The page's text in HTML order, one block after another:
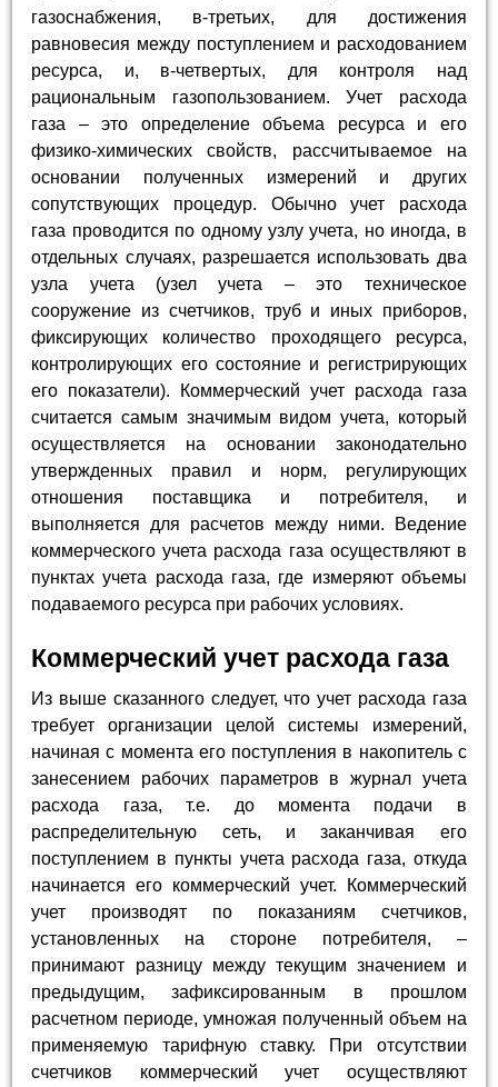
газоснабжения, в-третьих, для достижения
равновесия между поступлением и расходованием
ресурса, и, в-четвертых, для контроля над
рациональным газопользованием. Учет расхода
газа – это определение объема ресурса и его
физико-химических свойств, рассчитываемое на
основании полученных измерений и других
сопутствующих процедур. Обычно учет расхода
газа проводится по одному узлу учета, но иногда, в
отдельных случаях, разрешается использовать два
узла учета (узел учета – это техническое
сооружение из счетчиков, труб и иных приборов,
фиксирующих количество проходящего ресурса,
контролирующих его состояние и регистрирующих
его показатели). Коммерческий учет расхода газа
считается самым значимым видом учета, который
осуществляется на основании законодательно
утвержденных правил и норм, регулирующих
отношения поставщика и потребителя, и
выполняется для расчетов между ними. Ведение
коммерческого учета расхода газа осуществляют в
пунктах учета расхода газа, где измеряют объемы
подаваемого ресурса при рабочих условиях.
Коммерческий учет расхода газа
Из выше сказанного следует, что учет расхода газа
требует организации целой системы измерений,
начиная с момента его поступления в накопитель с
занесением рабочих параметров в журнал учета
расхода газа, т.е. до момента подачи в
распределительную сеть, и заканчивая его
поступлением в пункты учета расхода газа, откуда
начинается его коммерческий учет. Коммерческий
учет производят по показаниям счетчиков,
установленных на стороне потребителя, –
принимают разницу между текущим значением и
предыдущим, зафиксированным в прошлом
расчетном периоде, умножая полученный объем на
применяемую тарифную ставку. При отсутствии
счетчиков коммерческий учет осуществляют